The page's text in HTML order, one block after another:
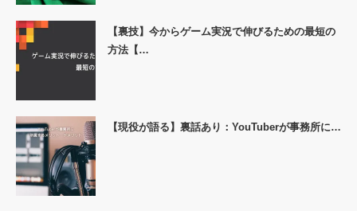
【裏技】今からゲーム実況で伸びるための最短の
方法【…
【現役が語る】裏話あり：YouTuberが事務所に…